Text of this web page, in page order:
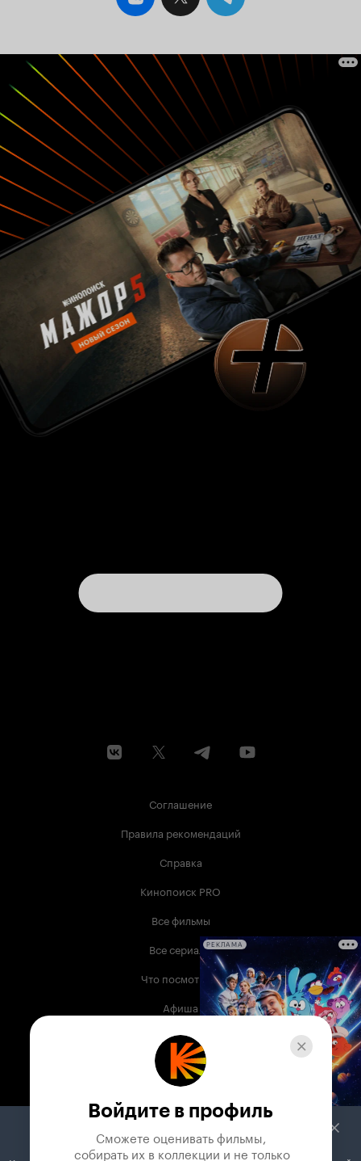
Соглашение
Правила рекомендаций
Справка
Кинопоиск PRO
Все фильмы
Все сериалы
Что посмотреть
Афиша
Музыка
Телепрограмма
Служба поддержки
РЕКЛАМА
Войдите в профиль
Сможете оценивать фильмы,
собирать их в коллекции и не только